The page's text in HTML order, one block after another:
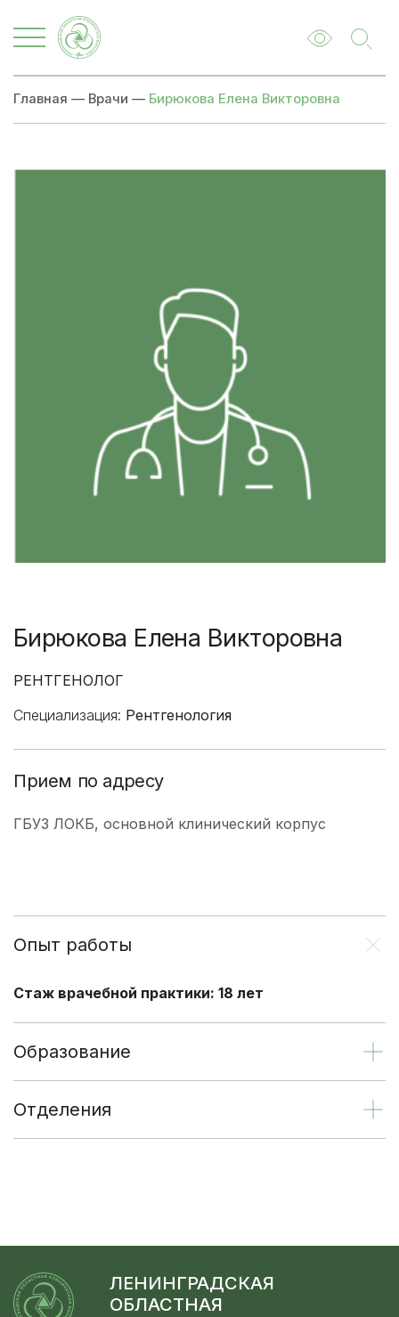
Главная — Врачи — Бирюкова Елена Викторовна
Бирюкова Елена Викторовна
РЕНТГЕНОЛОГ
Специализация: Рентгенология
Прием по адресу
ГБУЗ ЛОКБ, основной клинический корпус
Опыт работы
Стаж врачебной практики: 18 лет
Образование
Отделения
ЛЕНИНГРАДСКАЯ
ОБЛАСТНАЯ